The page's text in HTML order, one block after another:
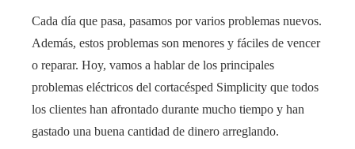
Cada día que pasa, pasamos por varios problemas nuevos.
Además, estos problemas son menores y fáciles de vencer
o reparar. Hoy, vamos a hablar de los principales
problemas eléctricos del cortacésped Simplicity que todos
los clientes han afrontado durante mucho tiempo y han
gastado una buena cantidad de dinero arreglando.